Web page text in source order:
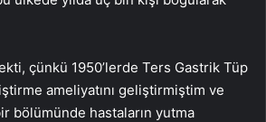
çünkü 1950’lerde Ters Gastrik Tüp
ameliyatını geliştirmiştim ve
bölümünde hastaların yutma